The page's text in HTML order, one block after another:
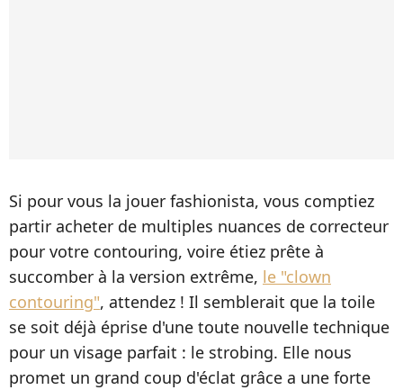
Si pour vous la jouer fashionista, vous comptiez
partir acheter de multiples nuances de correcteur
pour votre contouring, voire étiez prête à
succomber à la version extrême, le "clown
contouring", attendez ! Il semblerait que la toile
se soit déjà éprise d'une toute nouvelle technique
pour un visage parfait : le strobing. Elle nous
promet un grand coup d'éclat grâce a une forte